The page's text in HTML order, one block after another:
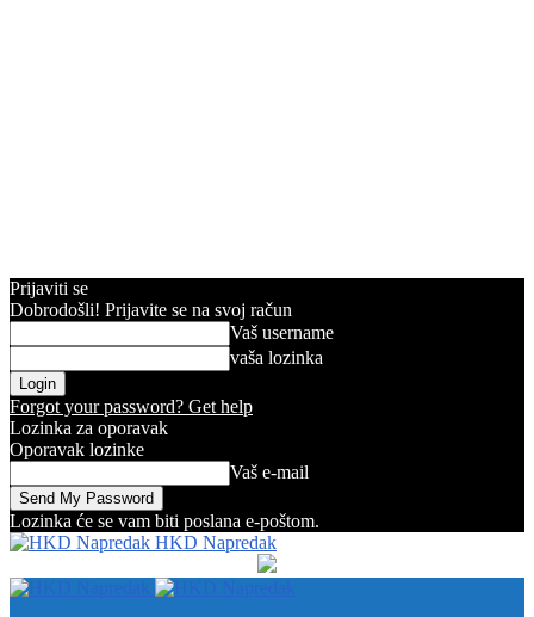
Prijaviti se
Dobrodošli! Prijavite se na svoj račun
Vaš username
vaša lozinka
Forgot your password? Get help
Lozinka za oporavak
Oporavak lozinke
Vaš e-mail
Lozinka će se vam biti poslana e-poštom.
HKD Napredak